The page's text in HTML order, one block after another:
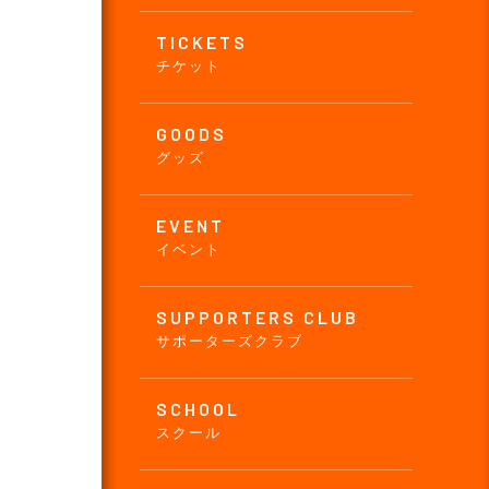
TICKETS
チケット
GOODS
グッズ
EVENT
イベント
SUPPORTERS CLUB
サポーターズクラブ
SCHOOL
スクール